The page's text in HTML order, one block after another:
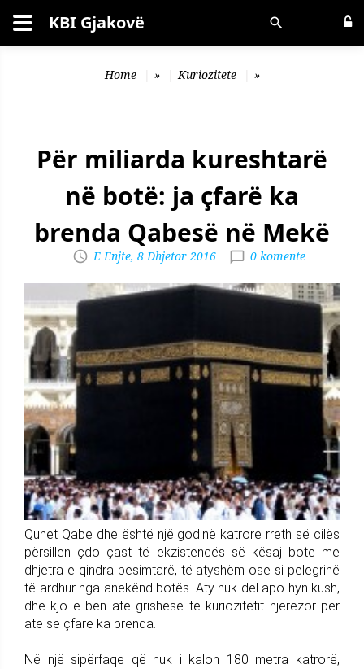
Kërko KBI Gjakovë
Home » Kuriozitete »
Për miliarda kureshtarë
në botë: ja çfarë ka
brenda Qabesë në Mekë
E Enjte, 8 Dhjetor 2016 0 komente
Quhet Qabe dhe është një godinë katrore rreth së cilës
përsillen çdo çast të ekzistencës së kësaj bote me
dhjetra e qindra besimtarë, të atyshëm ose si pelegrinë
të ardhur nga anekënd botës. Aty nuk del apo hyn kush,
dhe kjo e bën atë grishëse të kuriozitetit njerëzor për
atë se çfarë ka brenda.
Në një sipërfaqe që nuk i kalon 180 metra katrorë,